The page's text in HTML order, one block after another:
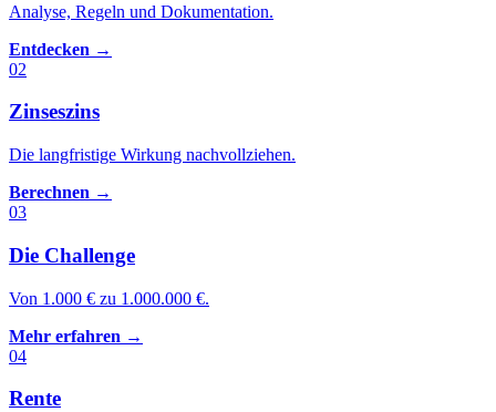
Analyse, Regeln und Dokumentation.
Entdecken →
02
Zinseszins
Die langfristige Wirkung nachvollziehen.
Berechnen →
03
Die Challenge
Von 1.000 € zu 1.000.000 €.
Mehr erfahren →
04
Rente